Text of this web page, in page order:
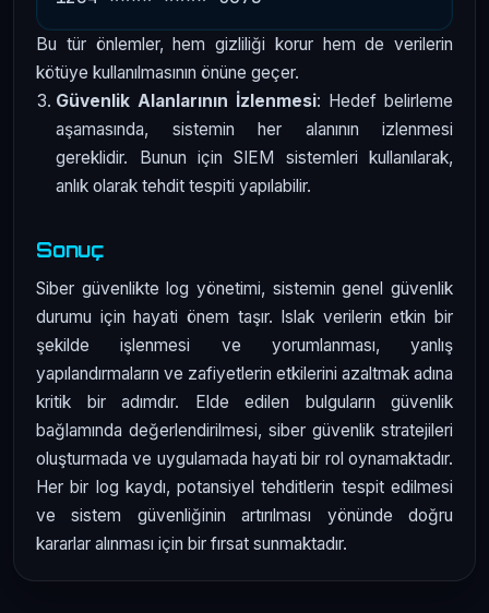
Bu tür önlemler, hem gizliliği korur hem de verilerin
kötüye kullanılmasının önüne geçer.
Güvenlik Alanlarının İzlenmesi: Hedef belirleme
aşamasında, sistemin her alanının izlenmesi
gereklidir. Bunun için SIEM sistemleri kullanılarak,
anlık olarak tehdit tespiti yapılabilir.
Sonuç
Siber güvenlikte log yönetimi, sistemin genel güvenlik
durumu için hayati önem taşır. Islak verilerin etkin bir
şekilde işlenmesi ve yorumlanması, yanlış
yapılandırmaların ve zafiyetlerin etkilerini azaltmak adına
kritik bir adımdır. Elde edilen bulguların güvenlik
bağlamında değerlendirilmesi, siber güvenlik stratejileri
oluşturmada ve uygulamada hayati bir rol oynamaktadır.
Her bir log kaydı, potansiyel tehditlerin tespit edilmesi
ve sistem güvenliğinin artırılması yönünde doğru
kararlar alınması için bir fırsat sunmaktadır.